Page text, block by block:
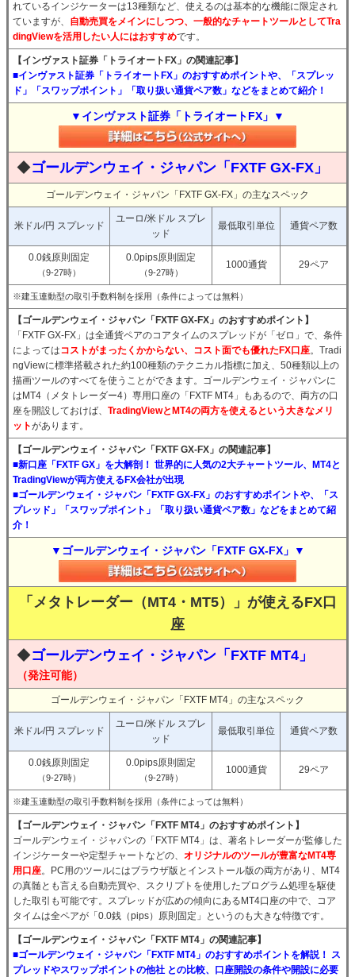
れているインジケーターは13種類など、使えるのは基本的な機能に限定され
ていますが、 自動売買をメインにしつつ、一般的なチャートツールとしてTra
dingViewを活用したい人にはおすすめです。
【インヴァスト証券「トライオートFX」の関連記事】
■インヴァスト証券「トライオートFX」のおすすめポイントや、「スプレッ
ド」「スワップポイント」「取り扱い通貨ペア数」などをまとめて紹介！
▼インヴァスト証券「トライオートFX」▼
◆ゴールデンウェイ・ジャパン「FXTF GX-FX」
ゴールデンウェイ・ジャパン「FXTF GX-FX」の主なスペック
米ドル/円 スプレッド
ユーロ/米ドル スプレ
ッド
最低取引単位 通貨ペア数
0.0銭原則固定
（9-27時）
0.0pips原則固定
（9-27時）
1000通貨 29ペア
※建玉連動型の取引手数料制を採用（条件によっては無料）
【ゴールデンウェイ・ジャパン「FXTF GX-FX」のおすすめポイント】
「FXTF GX-FX」は全通貨ペアのコアタイムのスプレッドが「ゼロ」で、条件
によってはコストがまったくかからない、コスト面でも優れたFX口座。Tradi
ngViewに標準搭載された約100種類のテクニカル指標に加え、50種類以上の
描画ツールのすべてを使うことができます。ゴールデンウェイ・ジャパンに
はMT4（メタトレーダー4）専用口座の「FXTF MT4」もあるので、両方の口
座を開設しておけば、 TradingViewとMT4の両方を使えるという大きなメリ
ットがあります。
【ゴールデンウェイ・ジャパン「FXTF GX-FX」の関連記事】
■新口座「FXTF GX」を大解剖！ 世界的に人気の2大チャートツール、MT4と
TradingViewが両方使えるFX会社が出現
■ゴールデンウェイ・ジャパン「FXTF GX-FX」のおすすめポイントや、「ス
プレッド」「スワップポイント」「取り扱い通貨ペア数」などをまとめて紹
介！
▼ゴールデンウェイ・ジャパン「FXTF GX-FX」▼
「メタトレーダー（MT4・MT5）」が使えるFX口
座
◆ゴールデンウェイ・ジャパン「FXTF MT4」
（発注可能）
ゴールデンウェイ・ジャパン「FXTF MT4」の主なスペック
米ドル/円 スプレッド
ユーロ/米ドル スプレ
ッド
最低取引単位 通貨ペア数
0.0銭原則固定
（9-27時）
0.0pips原則固定
（9-27時）
1000通貨 29ペア
※建玉連動型の取引手数料制を採用（条件によっては無料）
【ゴールデンウェイ・ジャパン「FXTF MT4」のおすすめポイント】
ゴールデンウェイ・ジャパンの「FXTF MT4」は、著名トレーダーが監修した
インジケーターや定型チャートなどの、 オリジナルのツールが豊富なMT4専
用口座。PC用のツールにはブラウザ版とインストール版の両方があり、MT4
の真髄とも言える自動売買や、スクリプトを使用したプログラム処理を駆使
した取引も可能です。スプレッドが広めの傾向にあるMT4口座の中で、コア
タイムは全ペアが「0.0銭（pips）原則固定」というのも大きな特徴です。
【ゴールデンウェイ・ジャパン「FXTF MT4」の関連記事】
■ゴールデンウェイ・ジャパン「FXTF MT4」のおすすめポイントを解説！ ス
プレッドやスワップポイントの他社 との比較、口座開設の条件や開設に必要